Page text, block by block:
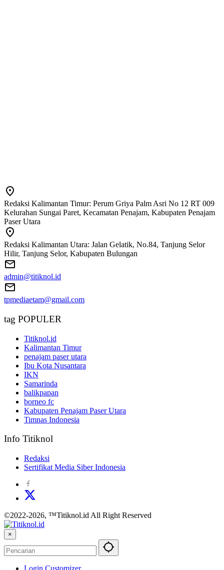
Redaksi Kalimantan Timur: Perum Griya Palm Asri No 12 RT 009
Kelurahan Sungai Paret, Kecamatan Penajam, Kabupaten Penajam
Paser Utara
Redaksi Kalimantan Utara: Jalan Gelatik, No.84, Tanjung Selor
Hilir, Tanjung Selor, Kabupaten Bulungan
admin@titiknol.id
tpmediaetam@gmail.com
tag POPULER
Titiknol.id
Kalimantan Timur
penajam paser utara
Ibu Kota Nusantara
IKN
Samarinda
balikpapan
borneo fc
Kabupaten Penajam Paser Utara
Timnas Indonesia
Info Titiknol
Redaksi
Sertifikat Media Siber Indonesia
©2022-2026, ™Titiknol.id All Right Reserved
×
Login Customizer